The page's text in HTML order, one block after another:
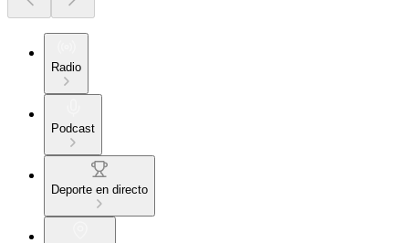
Radio
Podcast
Deporte en directo